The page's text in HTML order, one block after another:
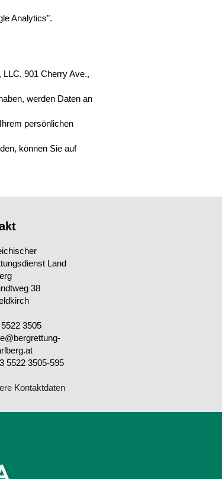
Analytics".
LLC, 901 Cherry Ave.,
werden Daten an
persönlichen
können Sie auf
Land
38
3505
5522 3505-595
Kontaktdaten